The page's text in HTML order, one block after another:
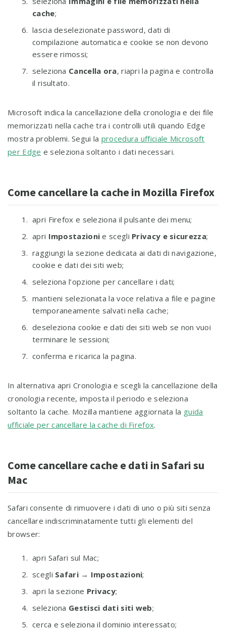
cache;
lascia deselezionate password, dati di
compilazione automatica e cookie se non devono
essere rimossi;
seleziona Cancella ora, riapri la pagina e controlla
il risultato.
Microsoft indica la cancellazione della cronologia e dei file
memorizzati nella cache tra i controlli utili quando Edge
mostra problemi. Segui la procedura ufficiale Microsoft
per Edge e seleziona soltanto i dati necessari.
Come cancellare la cache in Mozilla Firefox
apri Firefox e seleziona il pulsante dei menu;
apri Impostazioni e scegli Privacy e sicurezza;
raggiungi la sezione dedicata ai dati di navigazione,
cookie e dati dei siti web;
seleziona l’opzione per cancellare i dati;
mantieni selezionata la voce relativa a file e pagine
temporaneamente salvati nella cache;
deseleziona cookie e dati dei siti web se non vuoi
terminare le sessioni;
conferma e ricarica la pagina.
In alternativa apri Cronologia e scegli la cancellazione della
cronologia recente, imposta il periodo e seleziona
soltanto la cache. Mozilla mantiene aggiornata la guida
ufficiale per cancellare la cache di Firefox.
Come cancellare cache e dati in Safari su
Mac
Safari consente di rimuovere i dati di uno o più siti senza
cancellare indiscriminatamente tutti gli elementi del
browser:
apri Safari sul Mac;
scegli Safari → Impostazioni;
apri la sezione Privacy;
seleziona Gestisci dati siti web;
cerca e seleziona il dominio interessato;